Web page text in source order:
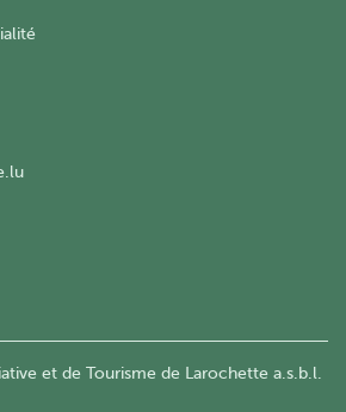
et de Tourisme de Larochette a.s.b.l.